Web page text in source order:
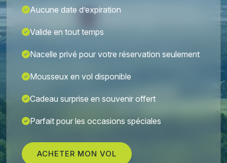
Aucune date d’expiration
Valide en tout temps
Nacelle privé pour votre réservation seulement
Mousseux en vol disponible
Cadeau surprise en souvenir offert
Parfait pour les occasions spéciales
ACHETER MON VOL